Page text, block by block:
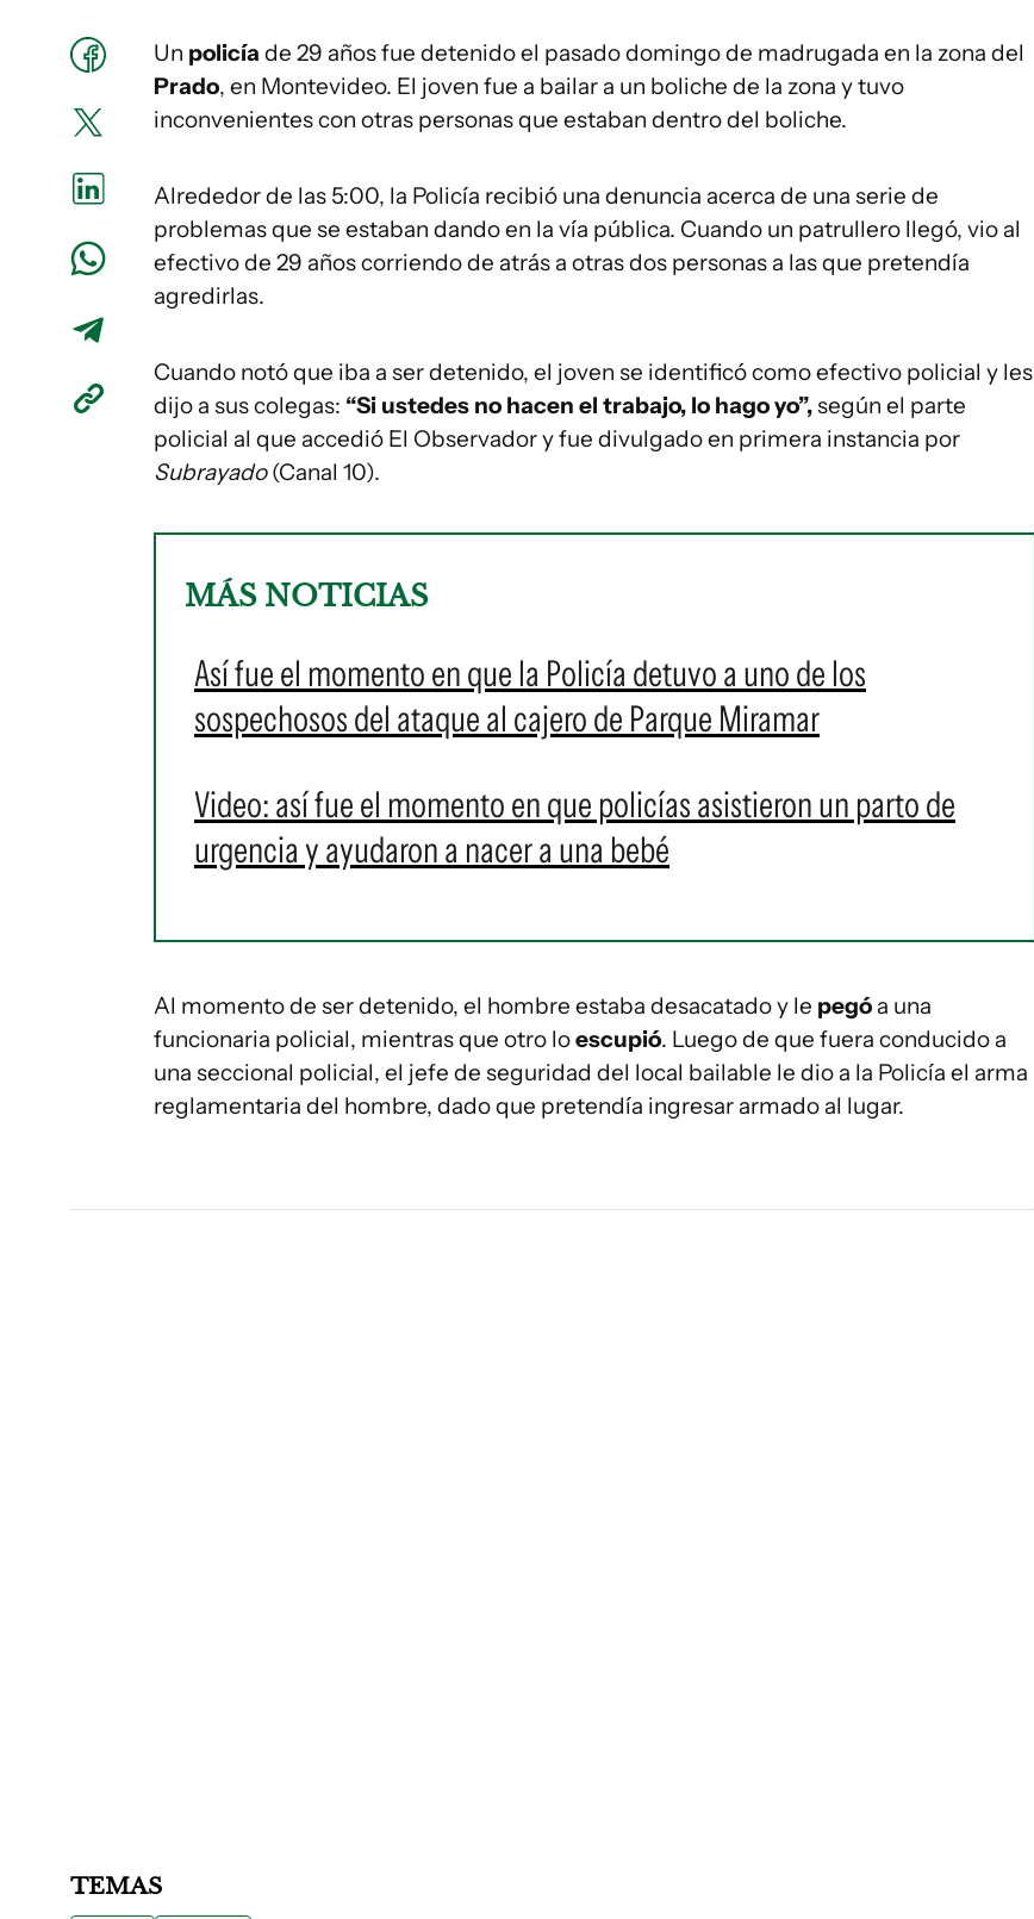
Un policía de 29 años fue detenido el pasado domingo de madrugada en la zona del
Prado, en Montevideo. El joven fue a bailar a un boliche de la zona y tuvo
inconvenientes con otras personas que estaban dentro del boliche.
Alrededor de las 5:00, la Policía recibió una denuncia acerca de una serie de
problemas que se estaban dando en la vía pública. Cuando un patrullero llegó, vio al
efectivo de 29 años corriendo de atrás a otras dos personas a las que pretendía
agredirlas.
Cuando notó que iba a ser detenido, el joven se identificó como efectivo policial y les
dijo a sus colegas: “Si ustedes no hacen el trabajo, lo hago yo”,según el parte
policial al que accedió El Observador y fue divulgado en primera instancia por
Subrayado(Canal 10).
MÁS NOTICIAS
Así fue el momento en que la Policía detuvo a uno de los
sospechosos del ataque al cajero de Parque Miramar
Video: así fue el momento en que policías asistieron un parto de
urgencia y ayudaron a nacer a una bebé
Al momento de ser detenido, el hombre estaba desacatado y le pegó a una
funcionaria policial, mientras que otro loescupió. Luego de que fuera conducido a
una seccional policial, el jefe de seguridad del local bailable le dio a la Policía el arma
reglamentaria del hombre, dado que pretendía ingresar armado al lugar.
TEMAS